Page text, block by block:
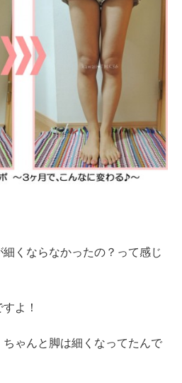
くならなかったの？って感じ
よ！
ゃんと脚は細くなってたんで